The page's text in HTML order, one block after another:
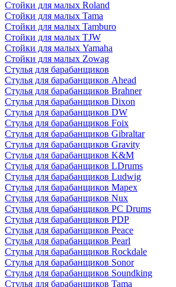
Стойки для малых Roland
Стойки для малых Tama
Стойки для малых Tamburo
Стойки для малых TJW
Стойки для малых Yamaha
Стойки для малых Zowag
Стулья для барабанщиков
Стулья для барабанщиков Ahead
Стулья для барабанщиков Brahner
Стулья для барабанщиков Dixon
Стулья для барабанщиков DW
Стулья для барабанщиков Foix
Стулья для барабанщиков Gibraltar
Стулья для барабанщиков Gravity
Стулья для барабанщиков K&M
Стулья для барабанщиков LDrums
Стулья для барабанщиков Ludwig
Стулья для барабанщиков Mapex
Стулья для барабанщиков Nux
Стулья для барабанщиков PC Drums
Стулья для барабанщиков PDP
Стулья для барабанщиков Peace
Стулья для барабанщиков Pearl
Стулья для барабанщиков Rockdale
Стулья для барабанщиков Sonor
Стулья для барабанщиков Soundking
Стулья для барабанщиков Tama